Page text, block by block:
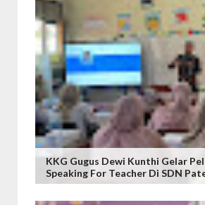
KKG Gugus Dewi Kunthi Gelar
Speaking For Teacher Di SDN